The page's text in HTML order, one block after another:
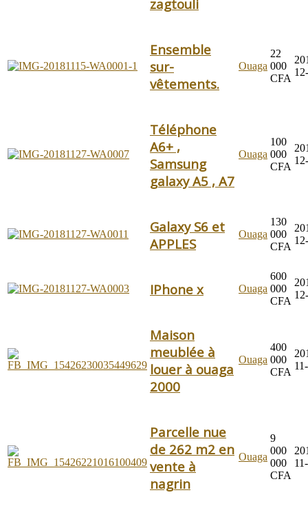
zagtouli
Ensemble
sur-
vêtements.
Ouaga
22
000
CFA
Téléphone
A6+ ,
Samsung
galaxy A5 , A7
Ouaga
100
000
CFA
Galaxy S6 et
APPLES
Ouaga
130
000
CFA
IPhone x Ouaga
600
000
CFA
Maison
meublée à
louer à ouaga
2000
Ouaga
400
000
CFA
Parcelle nue
de 262 m2 en
vente à
nagrin
Ouaga
9
000
000
CFA